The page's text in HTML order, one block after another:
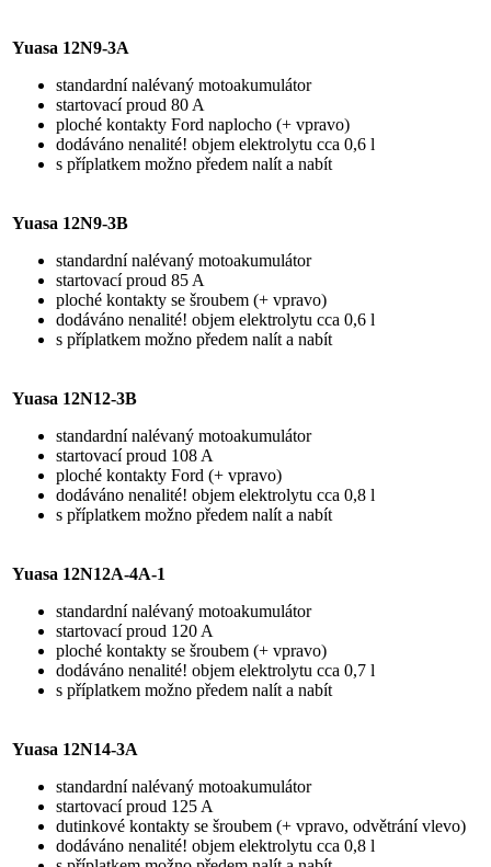
Yuasa 12N9-3A
standardní nalévaný motoakumulátor
startovací proud 80 A
ploché kontakty Ford naplocho (+ vpravo)
dodáváno nenalité! objem elektrolytu cca 0,6 l
s příplatkem možno předem nalít a nabít
Yuasa 12N9-3B
standardní nalévaný motoakumulátor
startovací proud 85 A
ploché kontakty se šroubem (+ vpravo)
dodáváno nenalité! objem elektrolytu cca 0,6 l
s příplatkem možno předem nalít a nabít
Yuasa 12N12-3B
standardní nalévaný motoakumulátor
startovací proud 108 A
ploché kontakty Ford (+ vpravo)
dodáváno nenalité! objem elektrolytu cca 0,8 l
s příplatkem možno předem nalít a nabít
Yuasa 12N12A-4A-1
standardní nalévaný motoakumulátor
startovací proud 120 A
ploché kontakty se šroubem (+ vpravo)
dodáváno nenalité! objem elektrolytu cca 0,7 l
s příplatkem možno předem nalít a nabít
Yuasa 12N14-3A
standardní nalévaný motoakumulátor
startovací proud 125 A
dutinkové kontakty se šroubem (+ vpravo, odvětrání vlevo)
dodáváno nenalité! objem elektrolytu cca 0,8 l